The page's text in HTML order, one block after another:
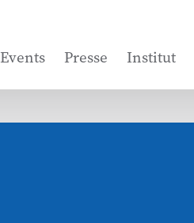
Events Presse Institut